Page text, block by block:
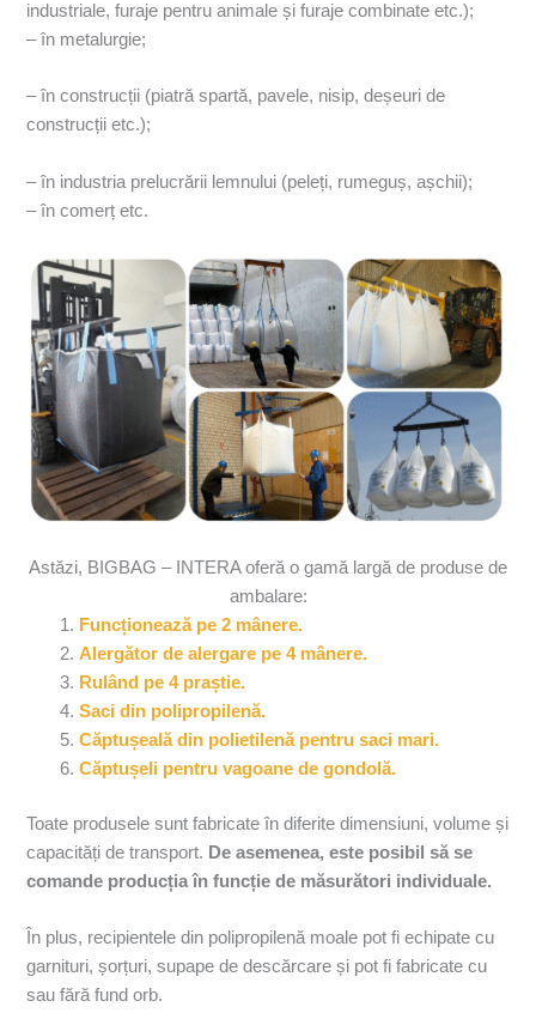
industriale, furaje pentru animale și furaje combinate etc.);
– în metalurgie;
– în construcții (piatră spartă, pavele, nisip, deșeuri de
construcții etc.);
– în industria prelucrării lemnului (peleți, rumeguș, așchii);
– în comerț etc.
Astăzi, BIGBAG – INTERA oferă o gamă largă de produse de
ambalare:
Funcționează pe 2 mânere.
Alergător de alergare pe 4 mânere.
Rulând pe 4 praștie.
Saci din polipropilenă.
Căptușeală din polietilenă pentru saci mari.
Căptușeli pentru vagoane de gondolă.
Toate produsele sunt fabricate în diferite dimensiuni, volume și
capacități de transport. De asemenea, este posibil să se
comande producția în funcție de măsurători individuale.
În plus, recipientele din polipropilenă moale pot fi echipate cu
garnituri, șorțuri, supape de descărcare și pot fi fabricate cu
sau fără fund orb.